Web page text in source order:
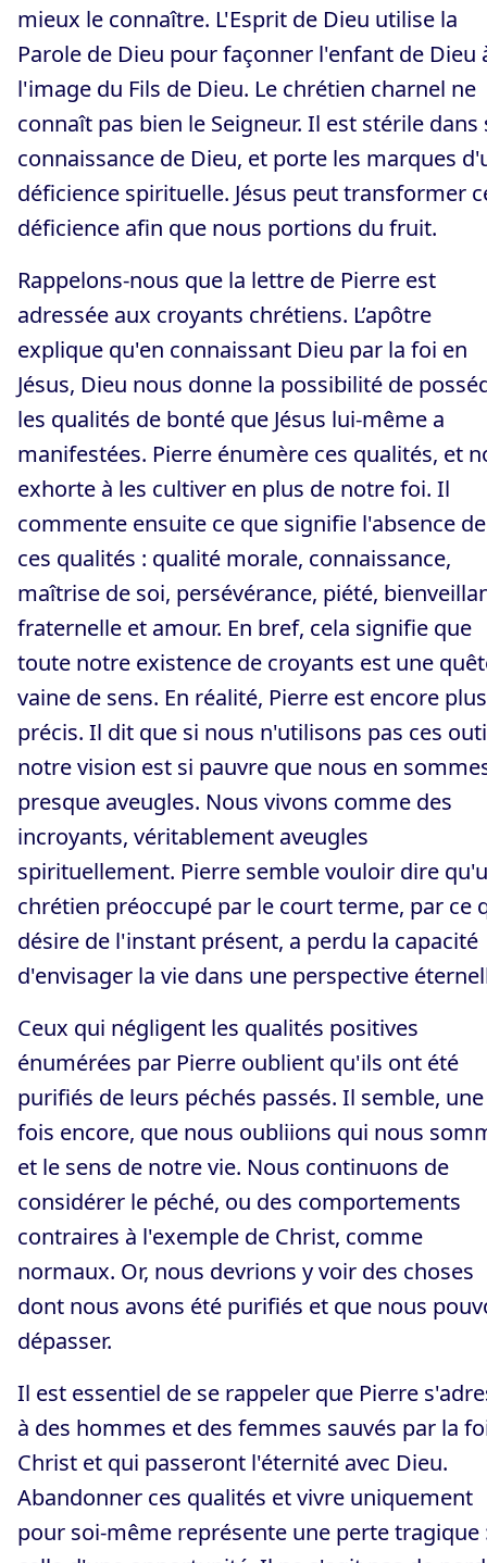
mieux le connaître. L'Esprit de Dieu utilise la
Parole de Dieu pour façonner l'enfant de Dieu
l'image du Fils de Dieu. Le chrétien charnel ne
connaît pas bien le Seigneur. Il est stérile dans
connaissance de Dieu, et porte les marques
déficience spirituelle. Jésus peut transformer
déficience afin que nous portions du fruit.
Rappelons-nous que la lettre de Pierre est
adressée aux croyants chrétiens. L’apôtre
explique qu'en connaissant Dieu par la foi en
Jésus, Dieu nous donne la possibilité de
les qualités de bonté que Jésus lui-même a
manifestées. Pierre énumère ces qualités, et
exhorte à les cultiver en plus de notre foi. Il
commente ensuite ce que signifie l'absence de
ces qualités : qualité morale, connaissance,
maîtrise de soi, persévérance, piété,
fraternelle et amour. En bref, cela signifie que
toute notre existence de croyants est une
vaine de sens. En réalité, Pierre est encore plus
précis. Il dit que si nous n'utilisons pas ces
notre vision est si pauvre que nous en
presque aveugles. Nous vivons comme des
incroyants, véritablement aveugles
spirituellement. Pierre semble vouloir dire
chrétien préoccupé par le court terme, par ce
désire de l'instant présent, a perdu la capacité
d'envisager la vie dans une perspective
Ceux qui négligent les qualités positives
énumérées par Pierre oublient qu'ils ont été
purifiés de leurs péchés passés. Il semble, une
fois encore, que nous oubliions qui nous
et le sens de notre vie. Nous continuons de
considérer le péché, ou des comportements
contraires à l'exemple de Christ, comme
normaux. Or, nous devrions y voir des choses
dont nous avons été purifiés et que nous
dépasser.
Il est essentiel de se rappeler que Pierre
à des hommes et des femmes sauvés par la
Christ et qui passeront l'éternité avec Dieu.
Abandonner ces qualités et vivre uniquement
pour soi-même représente une perte tragique